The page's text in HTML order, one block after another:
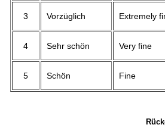
3 Vorzüglich Extremely
4 Sehr schön Very fine
5 Schön Fine